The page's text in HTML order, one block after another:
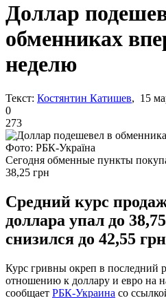
Доллар
обменниках
неделю
Текст: Костянтин Катишев, 15
0
273
Фото: РБК-Україна
Сегодня обменные пункты
38,25 грн
Средний курс
доллара упал до
снизился до 42,55
Курс гривны окреп в последний
отношению к доллару и евро на
сообщает РБК-Украина со